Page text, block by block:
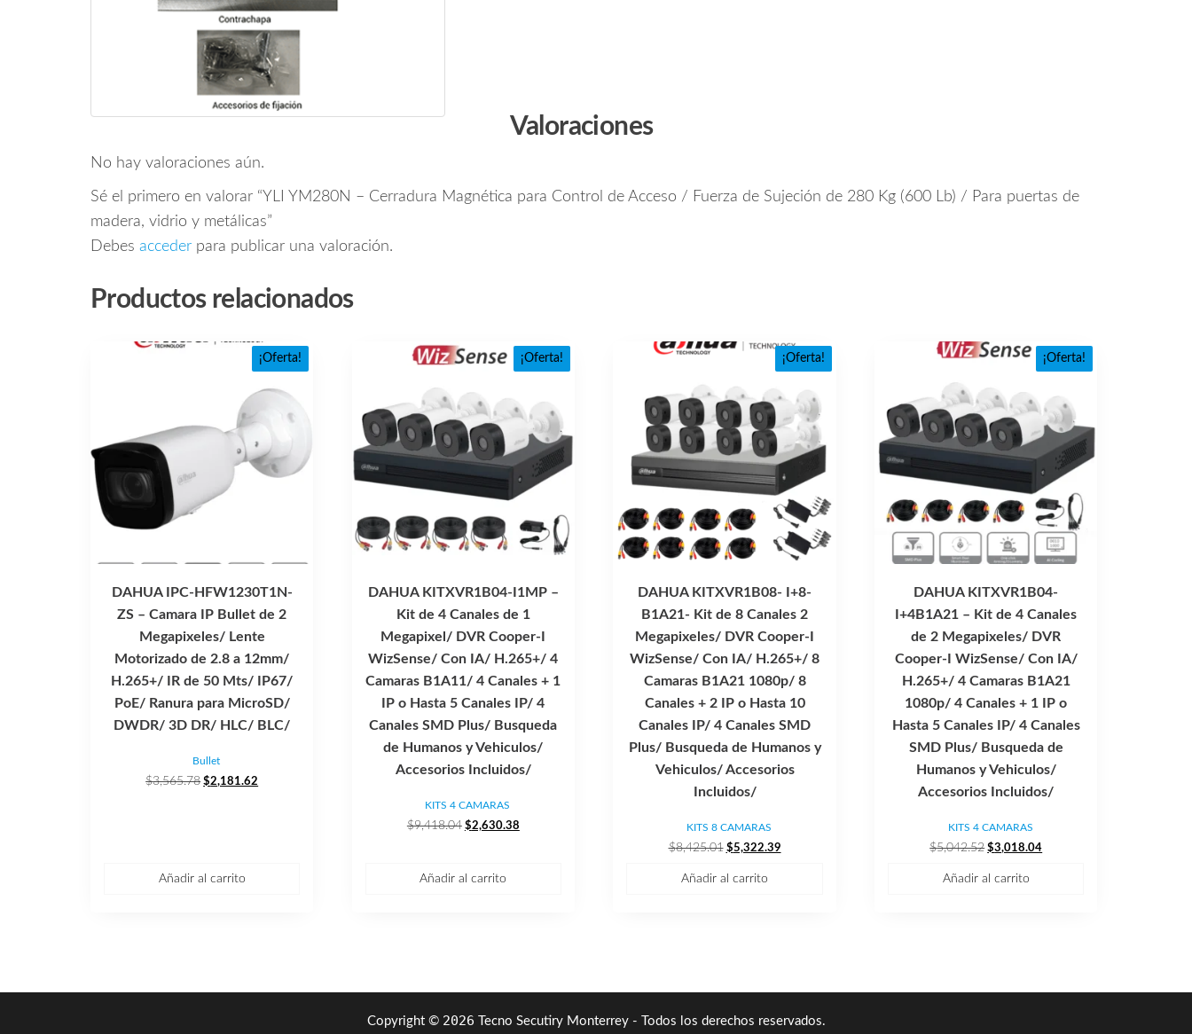
Valoraciones
No hay valoraciones aún.
Sé el primero en valorar “YLI YM280N – Cerradura Magnética para Control de Acceso / Fuerza de Sujeción de 280 Kg (600 Lb) / Para puertas de
madera, vidrio y metálicas”
Debes acceder para publicar una valoración.
Productos relacionados
¡Oferta!
DAHUA IPC-HFW1230T1N-
ZS – Camara IP Bullet de 2
Megapixeles/ Lente
Motorizado de 2.8 a 12mm/
H.265+/ IR de 50 Mts/ IP67/
PoE/ Ranura para MicroSD/
DWDR/ 3D DR/ HLC/ BLC/
Bullet
$3,565.78 El
$2,181.62
Añadir al carrito
¡Oferta!
DAHUA KITXVR1B04-I1MP –
Kit de 4 Canales de 1
Megapixel/ DVR Cooper-I
WizSense/ Con IA/ H.265+/ 4
Camaras B1A11/ 4 Canales + 1
IP o Hasta 5 Canales IP/ 4
Canales SMD Plus/ Busqueda
de Humanos y Vehiculos/
Accesorios Incluidos/
KITS 4 CAMARAS
$9,418.04 El
era:
$2,630.38El
Añadir al carrito
¡Oferta!
DAHUA KITXVR1B08- I+8-
B1A21- Kit de 8 Canales 2
Megapixeles/ DVR Cooper-I
WizSense/ Con IA/ H.265+/ 8
Camaras B1A21 1080p/ 8
Canales + 2 IP o Hasta 10
Canales IP/ 4 Canales SMD
Plus/ Busqueda de Humanos y
Vehiculos/ Accesorios
Incluidos/
KITS 8 CAMARAS
$8,425.01 El
original
$5,322.39El
Añadir al carrito
¡Oferta!
DAHUA KITXVR1B04-
I+4B1A21 – Kit de 4 Canales
de 2 Megapixeles/ DVR
Cooper-I WizSense/ Con IA/
H.265+/ 4 Camaras B1A21
1080p/ 4 Canales + 1 IP o
Hasta 5 Canales IP/ 4 Canales
SMD Plus/ Busqueda de
Humanos y Vehiculos/
Accesorios Incluidos/
KITS 4 CAMARAS
$5,042.52 El
original
$3,018.04El
Añadir al carrito
Copyright © 2026 Tecno Secutiry Monterrey - Todos los derechos reservados.